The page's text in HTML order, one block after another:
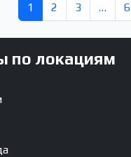
1 2 3 … 6
по локациям